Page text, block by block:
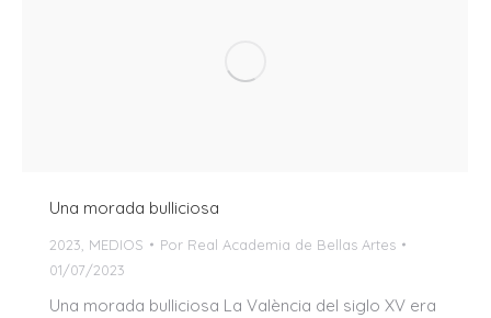
Una morada bulliciosa
2023 MEDIOS Por Real Academia de Bellas Artes
01/07/2023
Una morada bulliciosa La València del siglo XV era